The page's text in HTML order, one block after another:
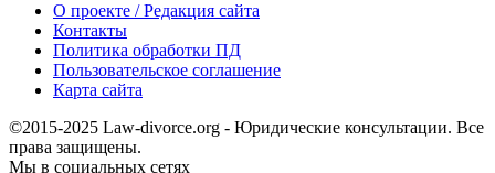
О проекте / Редакция сайта
Контакты
Политика обработки ПД
Пользовательское соглашение
Карта сайта
©2015-2025 Law-divorce.org - Юридические консультации. Все
права защищены.
Мы в социальных сетях